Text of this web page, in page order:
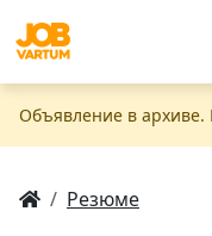
Объявление в
Резюме